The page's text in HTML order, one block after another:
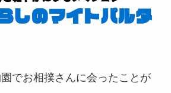
でお相撲さんに会ったことが